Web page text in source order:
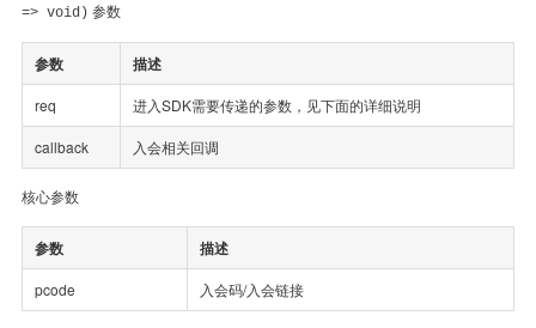
=> void) 参数
参数 描述
req 进入SDK需要传递的参数，见下面的详细说明
callback 入会相关回调
核心参数
参数 描述
pcode 入会码/入会链接